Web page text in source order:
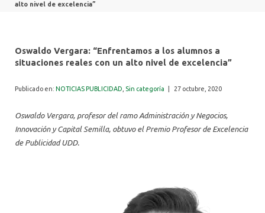
ALUMNI
alto nivel de excelencia”
Oswaldo Vergara: “Enfrentamos a los alumnos a
situaciones reales con un alto nivel de excelencia”
Publicado en: NOTICIAS PUBLICIDAD Sin categoría 27 octubre, 2020
Oswaldo Vergara, profesor del ramo Administración y Negocios,
Innovación y Capital Semilla, obtuvo el Premio Profesor de Excelencia
de Publicidad UDD.